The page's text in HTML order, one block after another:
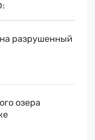
разрушенный
озера